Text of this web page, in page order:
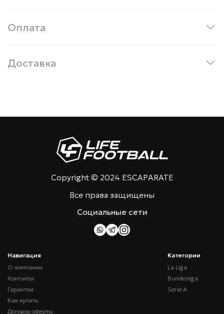
Оплата
Доставка
Copyright © 2024 ESCAPARATE
Все права защищены
Навигация
О компании
Контакты
Гарантии
Как купить
Договор оферты
Категории
La Liga
Bundesliga
Serie A
Социальные сети